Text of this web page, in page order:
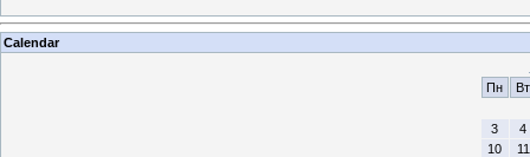
Calendar
Пн
Вт
3
4
10
11